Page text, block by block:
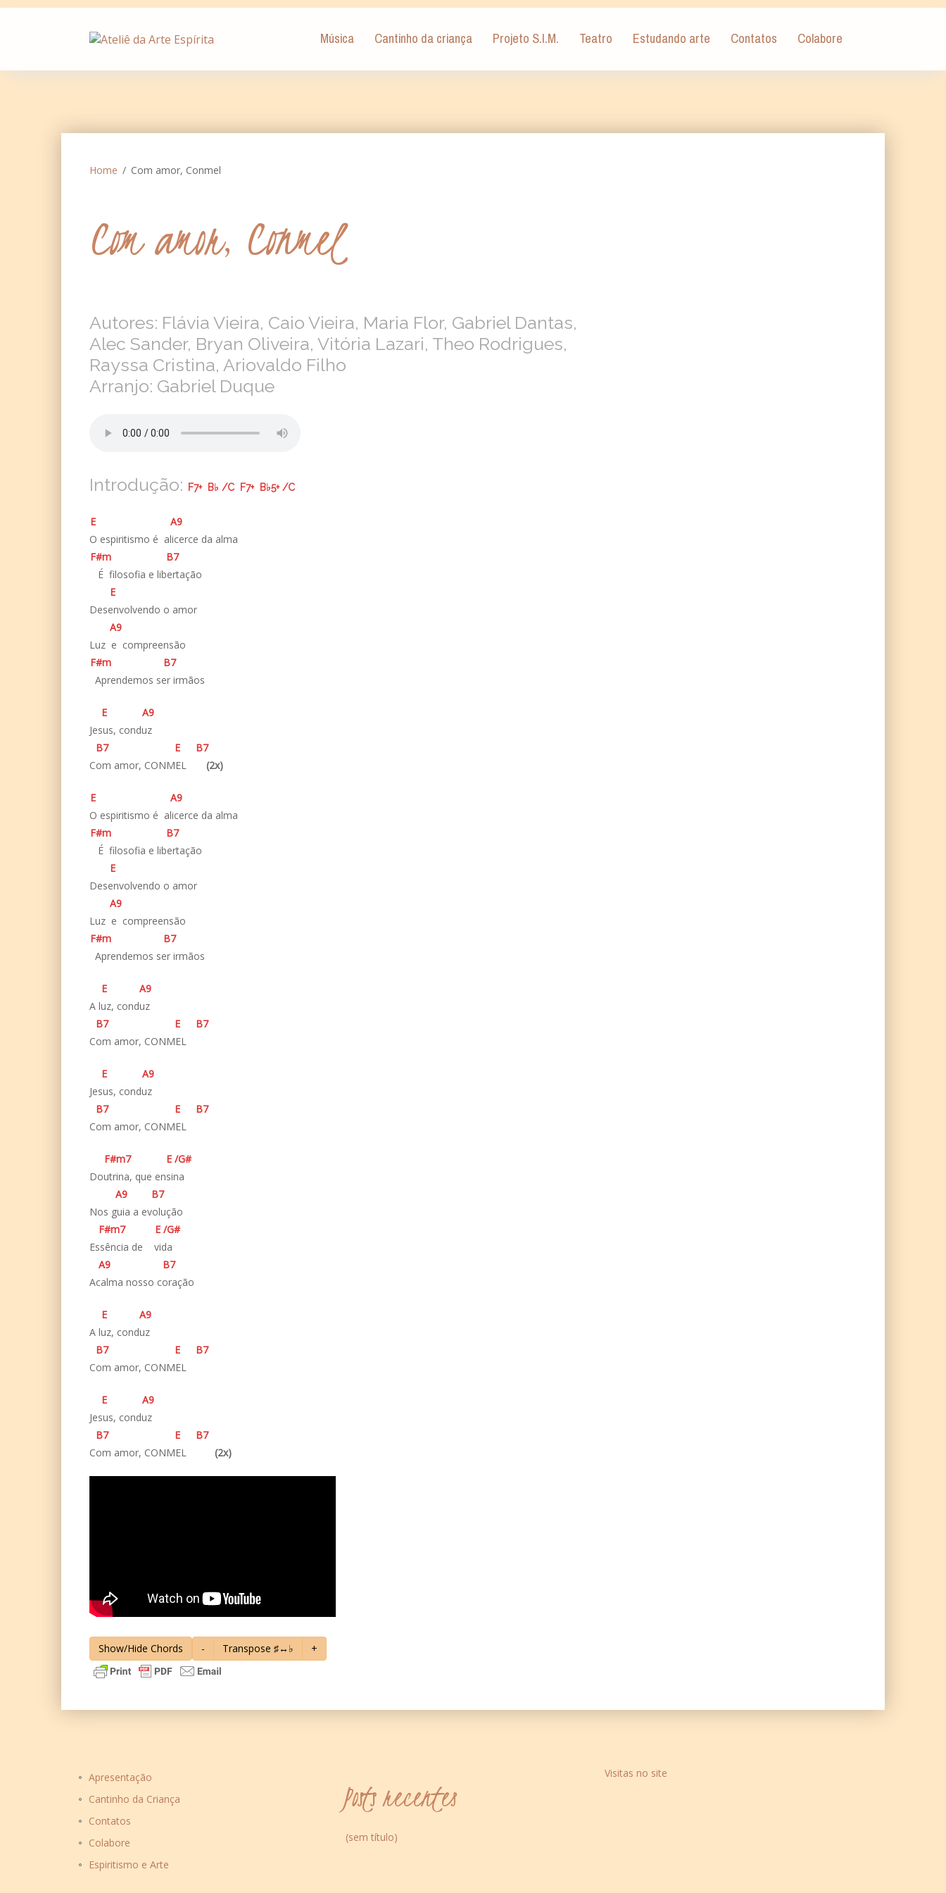
Skip
Música Cantinho da criança Projeto S.I.M. Teatro Estudando arte Contatos Colabore
Home Com amor, Conmel
Com amor, Conmel
Autores: Flávia Vieira, Caio Vieira, Maria Flor, Gabriel Dantas,
Alec Sander, Bryan Oliveira, Vitória Lazari, Theo Rodrigues,
Rayssa Cristina, Ariovaldo Filho
Arranjo: Gabriel Duque
Introdução: F7+ B♭ /C F7+ B♭5+/C
E A9
O espiritismo é alicerce da alma
F#m B7
­ É filosofia e libertação
E
Desenvolvendo o amor
A9
Luz e compreensão
F#m B7
­ Aprendemos ser irmãos
E A9
Jesus, conduz
B7 E B7
Com amor, CONMEL (2x)
E A9
O espiritismo é alicerce da alma
F#m B7
­ É filosofia e libertação
E
Desenvolvendo o amor
A9
Luz e compreensão
F#m B7
­ Aprendemos ser irmãos
E A9
A luz, conduz
B7 E B7
Com amor, CONMEL
E A9
Jesus, conduz
B7 E B7
Com amor, CONMEL
F#m7 E /G#
Doutrina, que ensina
A9 B7
Nos guia a evolução
F#m7 E /G#
Essência de vida
A9 B7
Acalma nosso coração
E A9
A luz, conduz
B7 E B7
Com amor, CONMEL
E A9
Jesus, conduz
B7 E B7
Com amor, CONMEL (2x)
Show/Hide Chords - Transpose ♯↔♭ +
Apresentação
Cantinho da Criança
Contatos
Colabore
Espiritismo e Arte
Posts recentes
(sem título)
Visitas no site